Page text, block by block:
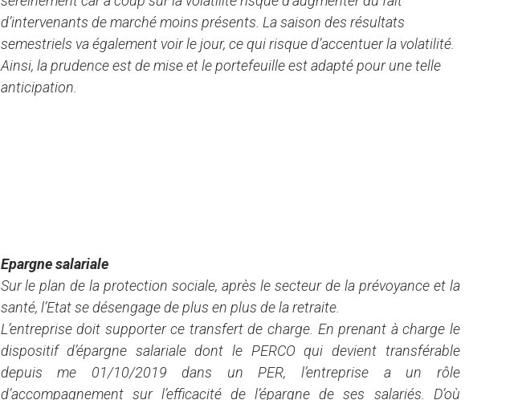
d’intervenants de marché moins présents. La saison des résultats
semestriels va également voir le jour, ce qui risque d’accentuer la volatilité.
Ainsi, la prudence est de mise et le portefeuille est adapté pour une telle
anticipation.
Epargne salariale
Sur le plan de la protection sociale, après le secteur de la prévoyance et la
santé, l’Etat se désengage de plus en plus de la retraite.
L’entreprise doit supporter ce transfert de charge. En prenant à charge le
dispositif d’épargne salariale dont le PERCO qui devient transférable
depuis me 01/10/2019 dans un PER, l’entreprise a un rôle
d’accompagnement sur l’efficacité de l’épargne de ses salariés. D’où